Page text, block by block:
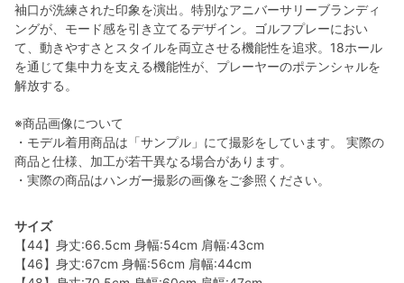
袖口が洗練された印象を演出。特別なアニバーサリーブランディ
ングが、モード感を引き立てるデザイン。ゴルフプレーにおい
て、動きやすさとスタイルを両立させる機能性を追求。18ホール
を通じて集中力を支える機能性が、プレーヤーのポテンシャルを
解放する。
※商品画像について
・モデル着用商品は「サンプル」にて撮影をしています。 実際の
商品と仕様、加工が若干異なる場合があります。
・実際の商品はハンガー撮影の画像をご参照ください。
サイズ
【44】身丈:66.5cm 身幅:54cm 肩幅:43cm
【46】身丈:67cm 身幅:56cm 肩幅:44cm